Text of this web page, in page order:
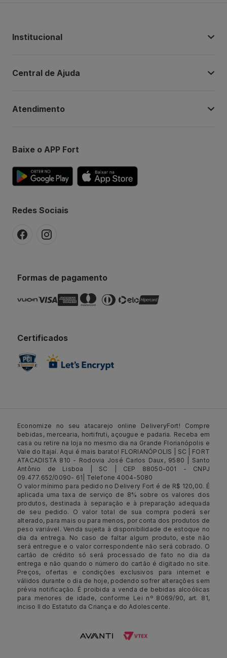
Institucional
Central de Ajuda
Atendimento
Baixe o APP Fort
Redes Sociais
Formas de pagamento
Certificados
Economize no seu atacarejo online DeliveryFort! Compre
bebidas, mercearia, hortifruti, açougue e padaria. Receba em
casa ou retire na loja no mesmo dia na Grande Florianópolis e
Vale do Itajaí. Aqui é mais barato! FLORIANÓPOLIS | SC | FORT
ATACADISTA 810 - Rodovia José Carlos Daux, 9580 | Santo
Antônio de Lisboa | SC | CEP 88050-001 - CNPJ
09.477.652/0090- 61| Telefone 4004-5080
O valor mínimo para pedido no Delivery Fort é de R$ 120,00. É
aplicada uma taxa de serviço de 8% sobre os valores dos
produtos, destinada à separação e à preparação adequada
de seu pedido. O valor total de sua compra poderá ser
alterado, para mais ou para menos, por conta dos produtos de
peso variável. Venda sujeita à disponibilidade de estoque no
dia da entrega. No caso de faltar algum produto, este não
será entregue e o valor correspondente não será cobrado. O
cartão de crédito só será processado de fato no dia da
entrega e não quando o número do cartão é digitado no site.
Preços, ofertas e condições exclusivos para internet e
válidos durante o dia de hoje, podendo sofrer alterações sem
prévia notificação. É proibida a venda de bebidas alcoólicas
para menores de idade, conforme Lei nº 8069/90, art. 81,
inciso II do Estatuto da Criança e do Adolescente.